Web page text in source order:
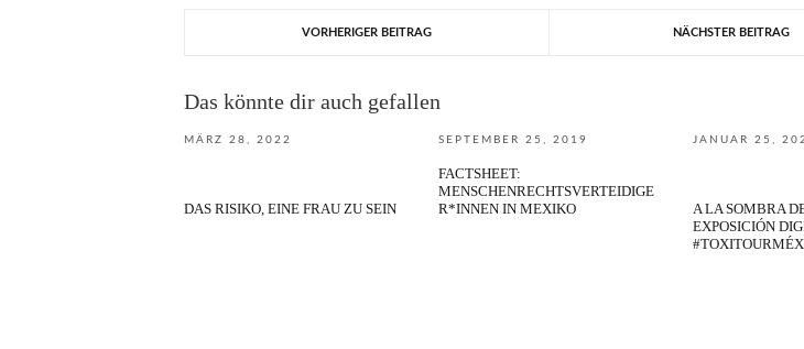
VORHERIGER BEITRAG NÄCHSTER BEITRAG
Das könnte dir auch gefallen
MÄRZ 28, 2022
DAS RISIKO, EINE FRAU ZU SEIN
SEPTEMBER 25, 2019
FACTSHEET:
MENSCHENRECHTSVERTEIDIGE
R*INNEN IN MEXIKO
JANUAR 25,
A LA SOMBRA
EXPOSICIÓN